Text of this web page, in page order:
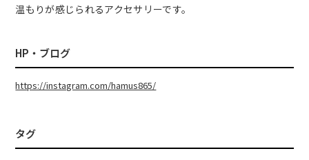
温もりが感じられるアクセサリーです。
HP・ブログ
https://instagram.com/hamus865/
タグ